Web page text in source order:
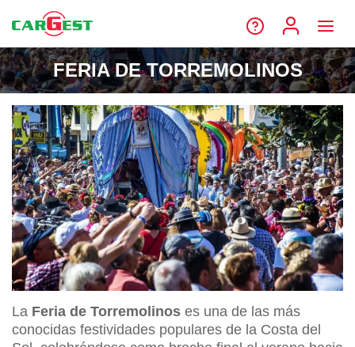
FERIA DE TORREMOLINOS
La Feria de Torremolinos es una de las más
conocidas festividades populares de la Costa del